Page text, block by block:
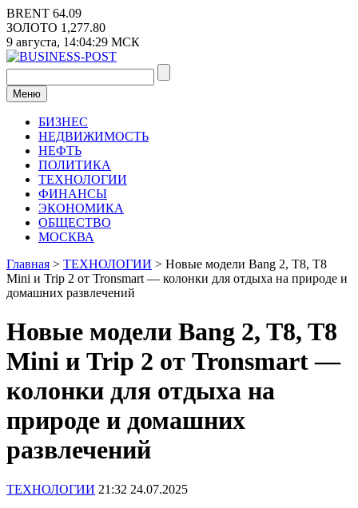
Перейти
к
содержимому
BRENT 64.09
ЗОЛОТО 1,277.80
9 августа, 14:04:29 МСК
Меню
БИЗНЕС
НЕДВИЖИМОСТЬ
НЕФТЬ
ПОЛИТИКА
ТЕХНОЛОГИИ
ФИНАНСЫ
ЭКОНОМИКА
ОБЩЕСТВО
МОСКВА
Главная > ТЕХНОЛОГИИ > Новые модели Bang 2, T8, T8
Mini и Trip 2 от Tronsmart — колонки для отдыха на природе и
домашних развлечений
Новые модели Bang 2, T8, T8
Mini и Trip 2 от Tronsmart —
колонки для отдыха на
природе и домашних
развлечений
ТЕХНОЛОГИИ 21:32 24.07.2025